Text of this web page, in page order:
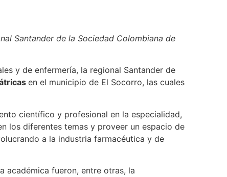
Santander de la Sociedad Colombiana de
y de enfermería, la regional Santander de
en el municipio de El Socorro, las cuales
científico y profesional en la especialidad,
los diferentes temas y proveer un espacio de
a la industria farmacéutica y de
académica fueron, entre otras, la